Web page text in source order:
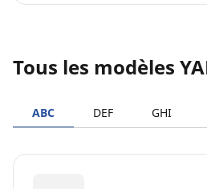
Tous les modèles
ABC DEF GHI